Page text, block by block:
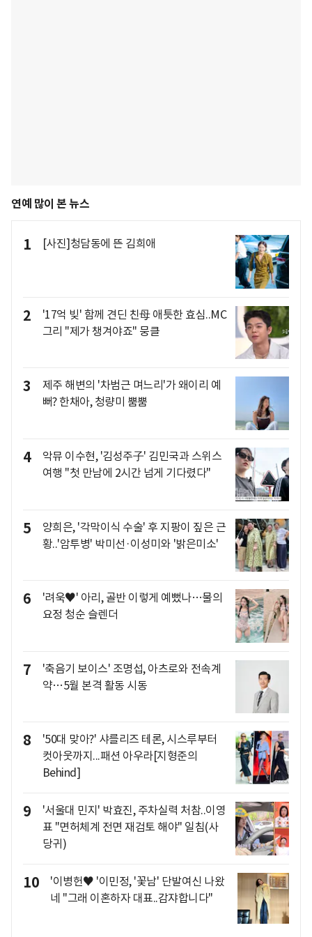
연예 많이 본 뉴스
1 [사진]청담동에 뜬 김희애
2
'17억 빚' 함께 견딘 친母 애틋한 효심..MC
그리 "제가 챙겨야죠" 뭉클
3
제주 해변의 '차범근 며느리'가 왜이리 예
뻐? 한채아, 청량미 뿜뿜
4
악뮤 이수현, '김성주子' 김민국과 스위스
여행 "첫 만남에 2시간 넘게 기다렸다"
5
양희은, '각막이식 수술' 후 지팡이 짚은 근
황..'암투병' 박미선·이성미와 '밝은미소'
6
'려욱♥' 아리, 골반 이렇게 예뻤나…물의
요정 청순 슬렌더
7
'축음기 보이스' 조명섭, 아츠로와 전속계
약…5월 본격 활동 시동
8
'50대 맞아?' 샤를리즈 테론, 시스루부터
컷아웃까지...패션 아우라[지형준의
Behind]
9
'서울대 민지' 박효진, 주차실력 처참..이영
표 "면허체계 전면 재검토 해야" 일침(사
당귀)
10
'이병헌♥ '이민정, '꽃남' 단발여신 나왔
네 "그래 이혼하자 대표..감쟈합니다"